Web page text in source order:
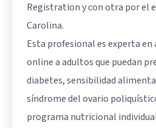
Registration y con otra por el
Carolina.
Esta profesional es experta en
online a adultos que puedan
diabetes, sensibilidad
síndrome del ovario
programa nutricional